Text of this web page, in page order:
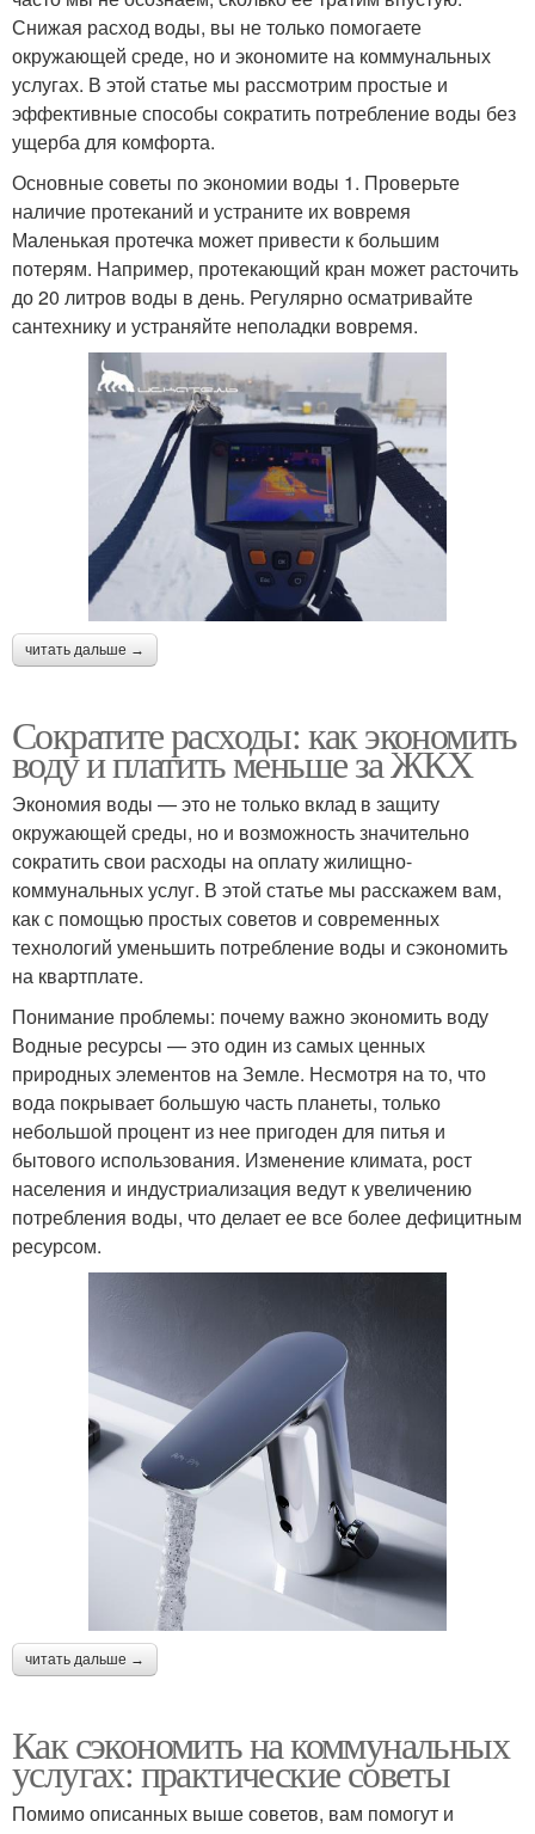
Снижая расход воды, вы не только помогаете
окружающей среде, но и экономите на коммунальных
услугах. В этой статье мы рассмотрим простые и
эффективные способы сократить потребление воды без
ущерба для комфорта.
Основные советы по экономии воды 1. Проверьте
наличие протеканий и устраните их вовремя
Маленькая протечка может привести к большим
потерям. Например, протекающий кран может расточить
до 20 литров воды в день. Регулярно осматривайте
сантехнику и устраняйте неполадки вовремя.
читать дальше →
Сократите расходы: как экономить
воду и платить меньше за ЖКХ
Экономия воды — это не только вклад в защиту
окружающей среды, но и возможность значительно
сократить свои расходы на оплату жилищно-
коммунальных услуг. В этой статье мы расскажем вам,
как с помощью простых советов и современных
технологий уменьшить потребление воды и сэкономить
на квартплате.
Понимание проблемы: почему важно экономить воду
Водные ресурсы — это один из самых ценных
природных элементов на Земле. Несмотря на то, что
вода покрывает большую часть планеты, только
небольшой процент из нее пригоден для питья и
бытового использования. Изменение климата, рост
населения и индустриализация ведут к увеличению
потребления воды, что делает ее все более дефицитным
ресурсом.
читать дальше →
Как сэкономить на коммунальных
услугах: практические советы
Помимо описанных выше советов, вам помогут и